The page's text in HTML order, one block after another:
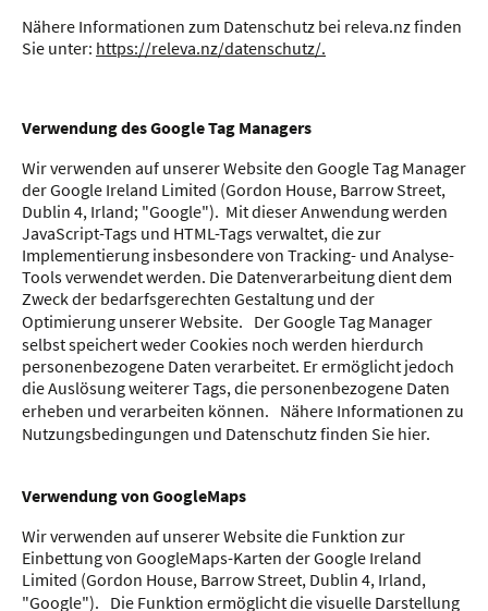
Nähere Informationen zum Datenschutz bei releva.nz finden
Sie unter: https://releva.nz/datenschutz/.
Verwendung des Google Tag Managers
Wir verwenden auf unserer Website den Google Tag Manager
der Google Ireland Limited (Gordon House, Barrow Street,
Dublin 4, Irland; "Google"). Mit dieser Anwendung werden
JavaScript-Tags und HTML-Tags verwaltet, die zur
Implementierung insbesondere von Tracking- und Analyse-
Tools verwendet werden. Die Datenverarbeitung dient dem
Zweck der bedarfsgerechten Gestaltung und der
Optimierung unserer Website. Der Google Tag Manager
selbst speichert weder Cookies noch werden hierdurch
personenbezogene Daten verarbeitet. Er ermöglicht jedoch
die Auslösung weiterer Tags, die personenbezogene Daten
erheben und verarbeiten können. Nähere Informationen zu
Nutzungsbedingungen und Datenschutz finden Sie hier.
Verwendung von GoogleMaps
Wir verwenden auf unserer Website die Funktion zur
Einbettung von GoogleMaps-Karten der Google Ireland
Limited (Gordon House, Barrow Street, Dublin 4, Irland,
"Google"). Die Funktion ermöglicht die visuelle Darstellung